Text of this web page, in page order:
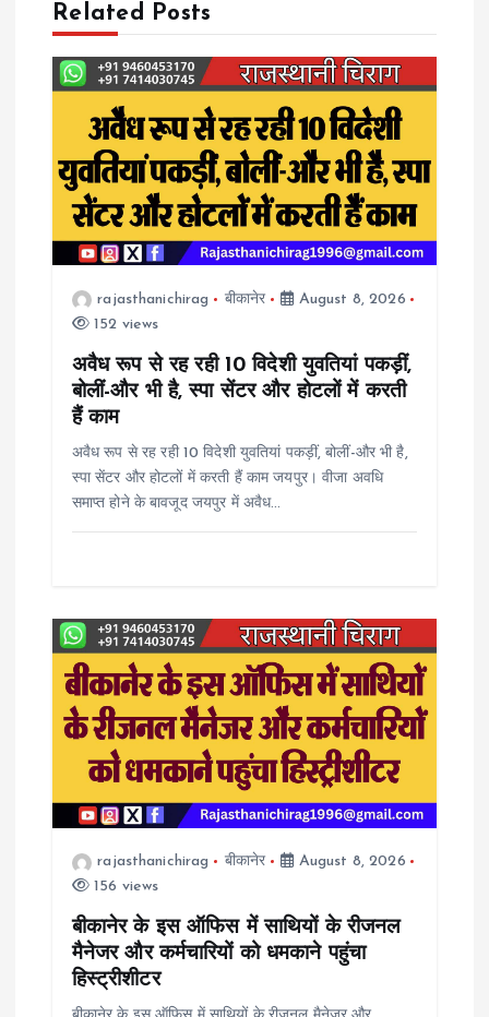
a
v
a
Related Posts
rajasthanichirag बीकानेर
August 8, 2026
152 views
अवैध रूप से रह रही 10 विदेशी युवतियां पकड़ीं,
बोलीं-और भी है, स्पा सेंटर और होटलों में करती
हैं काम
अवैध रूप से रह रही 10 विदेशी युवतियां पकड़ीं, बोलीं-और भी है,
स्पा सेंटर और होटलों में करती हैं काम जयपुर। वीजा अवधि
समाप्त होने के बावजूद जयपुर में अवैध…
rajasthanichirag बीकानेर
August 8, 2026
156 views
बीकानेर के इस ऑफिस में साथियों के रीजनल
मैनेजर और कर्मचारियों को धमकाने पहुंचा
हिस्ट्रीशीटर